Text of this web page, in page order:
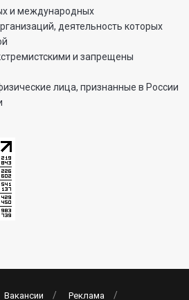
и международных
деятельность которых
и запрещены
лица, признанные в России
Вакансии Реклама